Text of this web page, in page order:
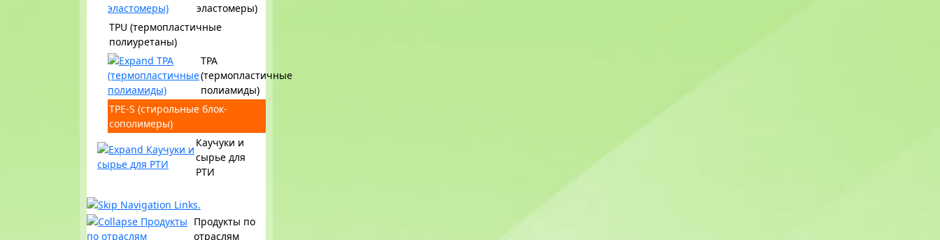
эластомеры)
TPU (термопластичные
полиуретаны)
ТРА
(термопластичные
полиамиды)
TPE-S (стирольные блок-
сополимеры)
Каучуки и
сырье для
РТИ
Продукты по
отраслям